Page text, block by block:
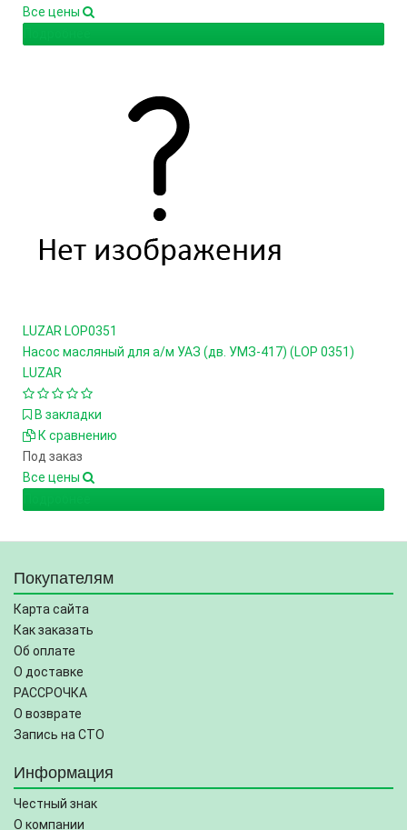
Все цены
LUZAR LOP0351
Насос масляный для а/м УАЗ (дв. УМЗ-417) (LOP 0351)
LUZAR
В закладки
К сравнению
Под заказ
Все цены
Покупателям
Карта сайта
Как заказать
Об оплате
О доставке
РАССРОЧКА
О возврате
Запись на СТО
Информация
Честный знак
О компании